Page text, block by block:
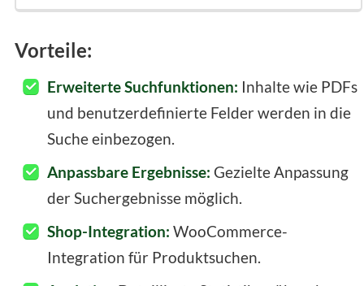
Vorteile:
Erweiterte Suchfunktionen: Inhalte wie PDFs
und benutzerdefinierte Felder werden in die
Suche einbezogen.
Anpassbare Ergebnisse: Gezielte Anpassung
der Suchergebnisse möglich.
Shop-Integration: WooCommerce-
Integration für Produktsuchen.